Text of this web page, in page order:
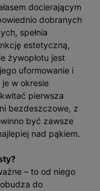
docierającym
dobranych
spełnia
estetyczną,
żywopłotu jest
uformowanie i
w okresie
pierwsza
bezdeszczowe, z
być zawsze
nad pąkiem.
– to od niego
do